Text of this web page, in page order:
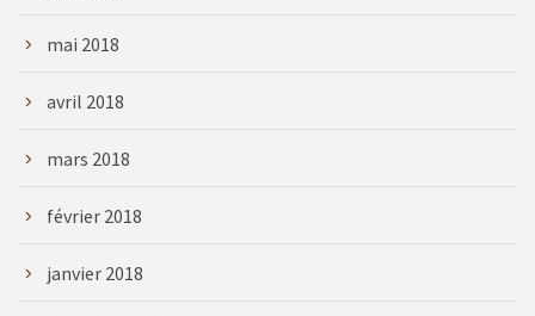
mai 2018
avril 2018
mars 2018
février 2018
janvier 2018